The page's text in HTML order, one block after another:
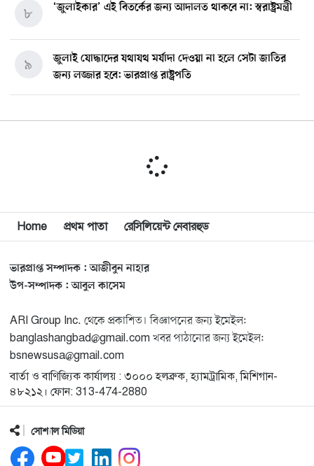
‘জুলাইকার’ এই বিতর্কের জন্য আদালত থাকবে না: স্বরাষ্ট্রমন্ত্রী
৮
জুলাই যোদ্ধাদের যথাযথ মর্যাদা দেওয়া না হলে সেটা জাতির
জন্য লজ্জার হবে: ভারপ্রাপ্ত রাষ্ট্রপতি
৯
১০
মিশিগানে দক্ষিণ সুরমা ওয়েলফেয়ার অ্যাসোসিয়েশনের
বিশ্বজুড়ে কূটনৈতিক পুনর্বিন্যাস, ৫ অঞ্চলে মিশন বন্ধ করছে
যুক্তরাষ্ট্র
১২
মিশিগানে ফ্রেন্ডস এন্ড ফ্যামিলির বনভোজনে প্রাণের উচ্ছ্বাস
১৩
মিশিগানে ডেমোক্র্যাটদের প্রাইমারিতে আল-সাইয়েদকে হারাতে
কেন এত মরিয়া ইসারায়েলি লবি এআইপ্যাক
১৪
মুনা দাওয়াহ কনফারেন্স ২০২৬ সম্পর্কে প্রেস ব্রিফিং
১৫
শেখ হাসিনার সঙ্গে সংবাদ সম্মেলনে থাকছেন সাকিব আল
হাসান
১৬
Home প্রথম পাতা রেসিলিয়েন্ট নেবারহুড
ভারপ্রাপ্ত সম্পাদক : আজীবুন নাহার
উপ-সম্পাদক : আবুল কাসেম
ARI Group Inc. থেকে প্রকাশিত। বিজ্ঞাপনের জন্য ইমেইল:
banglashangbad@gmail.com খবর পাঠানোর জন্য ইমেইল:
bsnewsusa@gmail.com
বার্তা ও বাণিজ্যিক কার্যালয় : ৩০০০ হলব্রুক, হ্যামট্রামিক, মিশিগান-
৪৮২১২। ফোন: 313-474-2880
সোশ্যাল মিডিয়া